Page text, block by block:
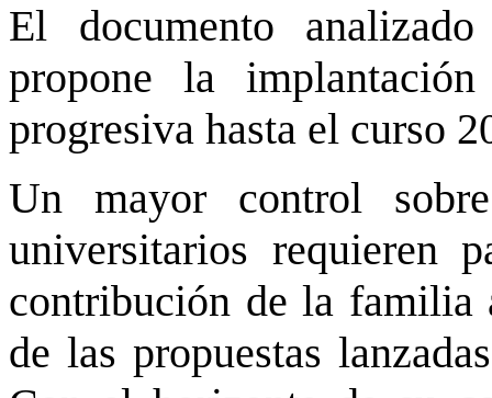
El documento
propone la
progresiva hasta el curso
Un
mayor control
universitarios requieren
contribución de la familia
de las propuestas